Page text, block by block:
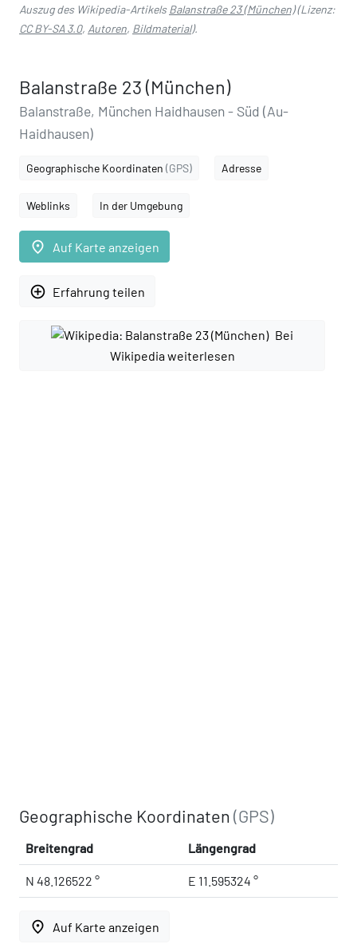
Auszug des Wikipedia-ArtikelsBalanstraße 23 (München)(Lizenz:
CC BY-SA 3.0, Autoren, Bildmaterial).
Balanstraße 23 (München)
Balanstraße, München Haidhausen - Süd (Au-
Haidhausen)
Geographische Koordinaten (GPS) Adresse
Weblinks In der Umgebung
place Auf Karte anzeigen
add_circle_outline Erfahrung teilen
Bei
Wikipedia weiterlesen
Geographische Koordinaten(GPS)
Breitengrad Längengrad
N 48.126522 ° E 11.595324 °
place Auf Karte anzeigen